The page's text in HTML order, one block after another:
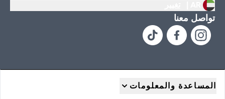
تواصل معنا
المساعدة والمعلومات